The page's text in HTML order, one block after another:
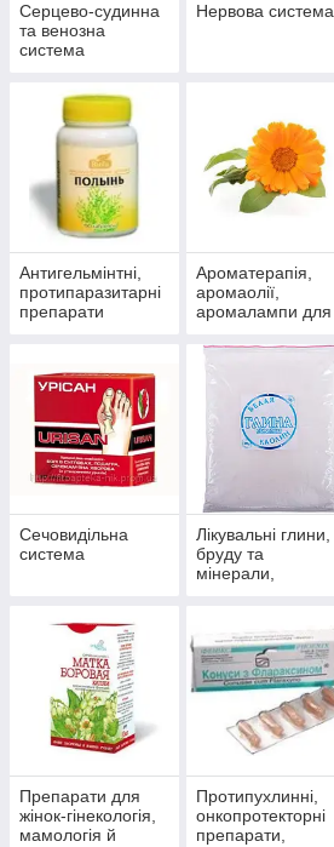
Серцево-судинна
та венозна
система
Нервова система.
Антигельмінтні,
протипаразитарні
препарати
Ароматерапія,
аромаолії,
аромалампи для
приміщень
Сечовидільна
система
Лікувальні глини,
бруду та
мінерали,
концентрати для
прийняття ванн.
Препарати для
жінок-гінекологія,
мамологія й
Протипухлинні,
онкопротекторні
препарати,